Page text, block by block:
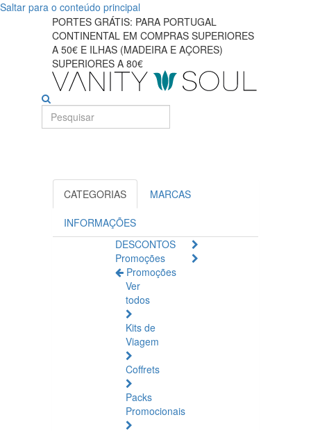
Saltar para o conteúdo principal
Descubra
melhores
produtos
para
PORTES GRÁTIS: PARA PORTUGAL
CONTINENTAL EM COMPRAS SUPERIORES
A 50€ E ILHAS (MADEIRA E AÇORES)
SUPERIORES A 80€
CATEGORIAS MARCAS
INFORMAÇÕES
DESCONTOS
Promoções
Promoções
Ver
todos
Kits de
Viagem
Coffrets
Packs
Promocionais